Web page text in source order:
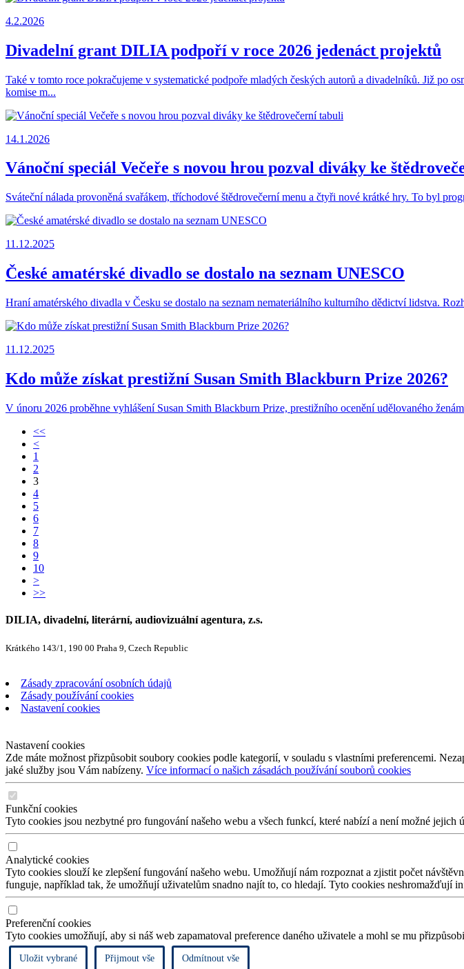
4.2.2026
Divadelní grant DILIA podpoří v roce 2026 jedenáct projektů
Také v tomto roce pokračujeme v systematické podpoře mladých českých autorů a divadelníků. Již po
komise m...
14.1.2026
Vánoční speciál Večeře s novou hrou pozval diváky ke
Sváteční nálada provoněná svařákem, tříchodové štědrovečerní menu a čtyři nové krátké hry. To byl
11.12.2025
České amatérské divadlo se dostalo na seznam UNESCO
Hraní amatérského divadla v Česku se dostalo na seznam nemateriálního kulturního dědictví lidstva.
11.12.2025
Kdo může získat prestižní Susan Smith Blackburn Prize 2026?
V únoru 2026 proběhne vyhlášení Susan Smith Blackburn Prize, prestižního ocenění udělovaného
<<
<
1
2
3
4
5
6
7
8
9
10
>
>>
DILIA, divadelní, literární, audiovizuální agentura, z.s.
Krátkého 143/1, 190 00 Praha 9, Czech Republic
Zásady zpracování osobních údajů
Zásady používání cookies
Nastavení cookies
Nastavení cookies
Zde máte možnost přizpůsobit soubory cookies podle kategorií, v souladu s vlastními preferencemi.
jaké služby jsou Vám nabízeny. Více informací o našich zásadách používání souborů cookies
Funkční cookies
Tyto cookies jsou nezbytné pro fungování našeho webu a všech funkcí, které nabízí a není možné jejich
Analytické cookies
Tyto cookies slouží ke zlepšení fungování našeho webu. Umožňují nám rozpoznat a zjistit počet
funguje, například tak, že umožňují uživatelům snadno najít to, co hledají. Tyto cookies neshromažďují
Preferenční cookies
Tyto cookies umožňují, aby si náš web zapamatoval preference daného uživatele a mohl se mu
Uložit vybrané Přijmout vše Odmítnout vše